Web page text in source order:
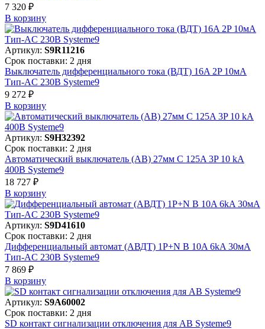
7 320 ₽
В корзинy
Артикул: S9R11216
Срок поставки: 2 дня
Выключатель дифференциального тока (ВДТ) 16A 2P 10мА
Тип-AC 230В Systeme9
9 272 ₽
В корзинy
Артикул: S9H32392
Срок поставки: 2 дня
Автоматический выключатель (АВ) 27мм C 125A 3P 10 kA
400В Systeme9
18 727 ₽
В корзинy
Артикул: S9D41610
Срок поставки: 2 дня
Дифференциальный автомат (АВДТ) 1P+N B 10A 6kA 30мА
Тип-AC 230В Systeme9
7 869 ₽
В корзинy
Артикул: S9A60002
Срок поставки: 2 дня
SD контакт сигнализации отключения для АВ Systeme9